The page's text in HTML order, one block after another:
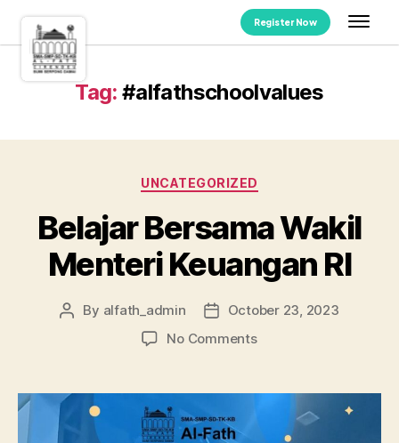
Register Now
Tag: #alfathschoolvalues
UNCATEGORIZED
Belajar Bersama Wakil
Menteri Keuangan RI
By alfath_admin
October 23, 2023
No Comments